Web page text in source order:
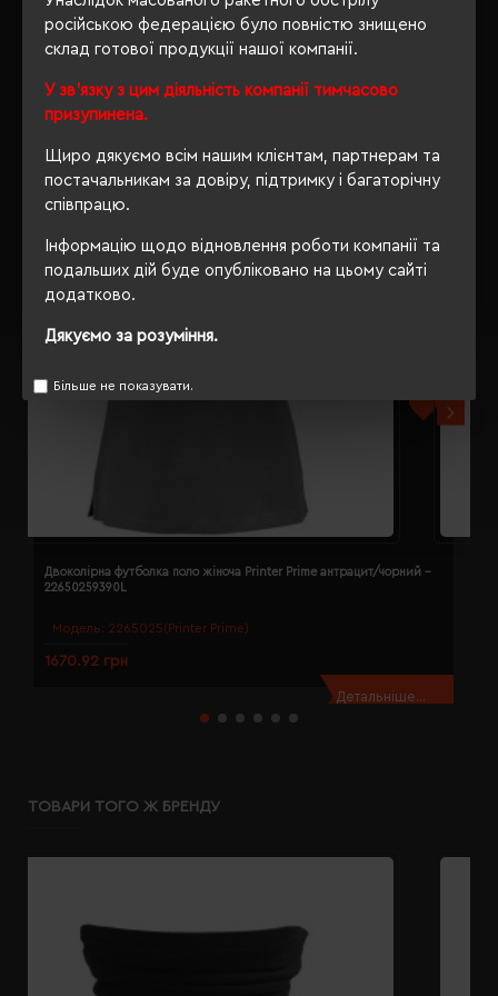
російською федерацією було повністю знищено
склад готової продукції нашої компанії.
У зв'язку з цим діяльність компанії тимчасово
призупинена.
Щиро дякуємо всім нашим клієнтам, партнерам та
постачальникам за довіру, підтримку і багаторічну
співпрацю.
Інформацію щодо відновлення роботи компанії та
подальших дій буде опубліковано на цьому сайті
додатково.
Дякуємо за розуміння.
Більше не показувати.
РЕКОМЕНДУЄМО
Модель: 2265025(Printer Prime)
Двоколірна футболка поло жіноча Printer Prime антрацит/чорний -
22650259390L
1670.92 грн
Детальніше...
ТОВАРИ ТОГО Ж БРЕНДУ